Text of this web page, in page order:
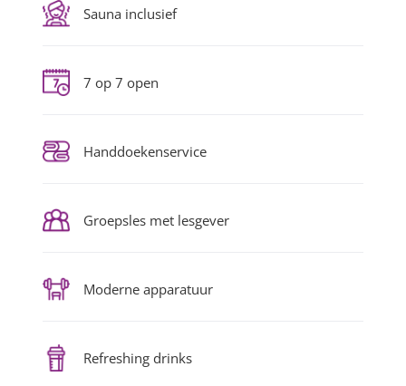
Sauna inclusief
7 op 7 open
Handdoekenservice
Groepsles met lesgever
Moderne apparatuur
Refreshing drinks